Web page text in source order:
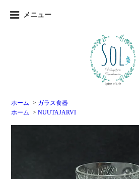
メニュー
ホーム > ガラス食器
ホーム >NUUTAJARVI